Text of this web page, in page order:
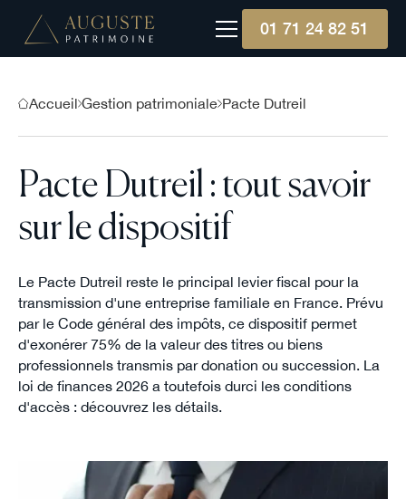
01 71 24 82 51
Accueil Gestion patrimoniale Pacte Dutreil
Pacte Dutreil : tout savoir
sur le dispositif
Le Pacte Dutreil reste le principal levier fiscal pour la
transmission d'une entreprise familiale en France. Prévu
par le Code général des impôts, ce dispositif permet
d'exonérer 75% de la valeur des titres ou biens
professionnels transmis par donation ou succession. La
loi de finances 2026 a toutefois durci les conditions
d'accès : découvrez les détails.